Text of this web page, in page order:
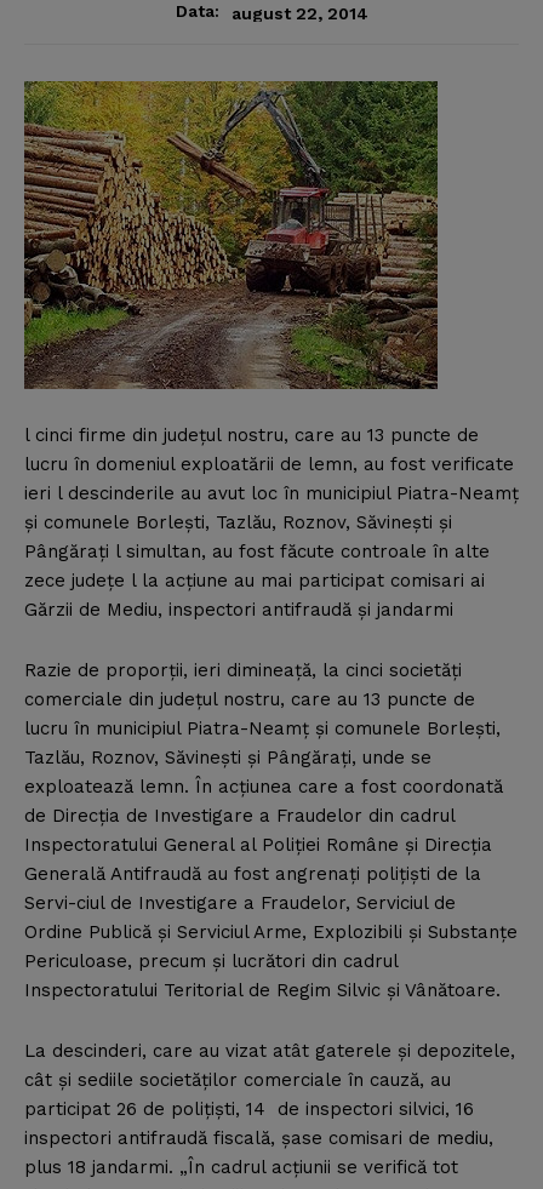
Data:
august 22, 2014
l cinci firme din judeţul nostru, care au 13 puncte de
lucru în domeniul exploatării de lemn, au fost verificate
ieri l descinderile au avut loc în municipiul Piatra-Neamţ
şi comunele Borleşti, Tazlău, Roznov, Săvineşti şi
Pângăraţi l simultan, au fost făcute controale în alte
zece judeţe l la acţiune au mai participat comisari ai
Gărzii de Mediu, inspectori antifraudă şi jandarmi
Razie de proporţii, ieri dimineaţă, la cinci societăţi
comerciale din judeţul nostru, care au 13 puncte de
lucru în municipiul Piatra-Neamţ şi comunele Borleşti,
Tazlău, Roznov, Săvineşti şi Pângăraţi, unde se
exploatează lemn. În acţiunea care a fost coordonată
de Direcţia de Investigare a Fraudelor din cadrul
Inspectoratului General al Poliţiei Române şi Direcţia
Generală Antifraudă au fost angrenaţi poliţişti de la
Servi-ciul de Investigare a Fraudelor, Serviciul de
Ordine Publică şi Serviciul Arme, Explozibili şi Substanţe
Periculoase, precum şi lucrători din cadrul
Inspectoratului Teritorial de Regim Silvic şi Vânătoare.
La descinderi, care au vizat atât gaterele şi depozitele,
cât şi sediile societăţilor comerciale în cauză, au
participat 26 de poliţişti, 14 de inspectori silvici, 16
inspectori antifraudă fiscală, şase comisari de mediu,
plus 18 jandarmi. „În cadrul acţiunii se verifică tot